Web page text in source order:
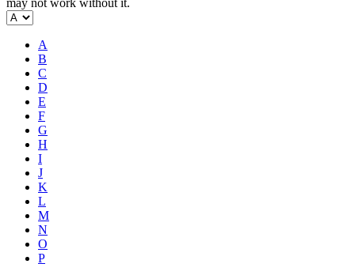
may not work without it.
A
B
C
D
E
F
G
H
I
J
K
L
M
N
O
P